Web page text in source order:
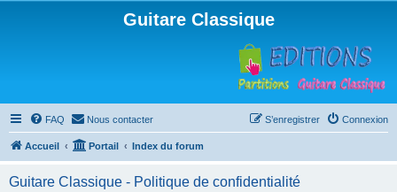
Guitare Classique
FAQ Nous contacter Connexion
S’enregistrer
Accueil Portail Index du forum
Guitare Classique - Politique de confidentialité